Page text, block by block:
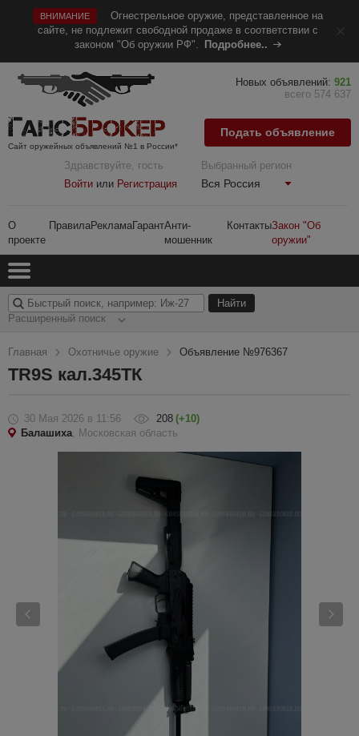
ВНИМАНИЕ
Огнестрельное оружие, представленное на
сайте, не подлежит свободной продаже в соответствии с
законом "Об оружии РФ".
Подробнее..
Сайт оружейных объявлений №1 в России*
Здравствуйте, гость
Войти или Регистрация
Выбранный регион
Вся Россия
О
проекте
ПравилаРекламаГарантАнти-
мошенник
КонтактыЗакон "Об
оружии"
Новых объявлений: 921
всего 574 637
Подать объявление
Расширенный поиск
Главная Охотничье оружие Объявление №976367
TR9S кал.345ТК
30 Мая 2026 в 11:56 208 (+10)
Балашиха, Московская область